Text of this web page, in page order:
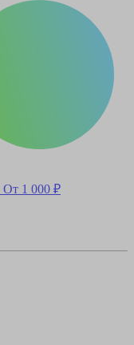
От 1 000 ₽